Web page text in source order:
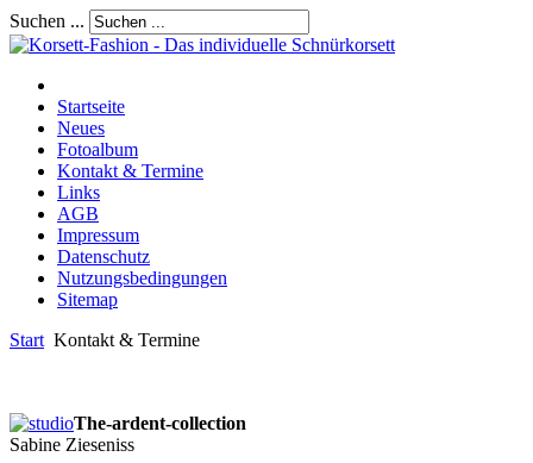
Suchen ...
Startseite
Neues
Fotoalbum
Kontakt & Termine
Links
AGB
Impressum
Datenschutz
Nutzungsbedingungen
Sitemap
Start Kontakt & Termine
The-ardent-collection
Sabine Zieseniss